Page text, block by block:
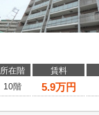
所在階 賃料
10階
5.9万円